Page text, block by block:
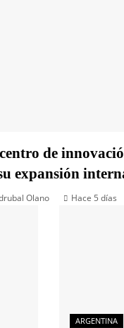
de
expansión
Olano Hace 5 días
ARGENTINA